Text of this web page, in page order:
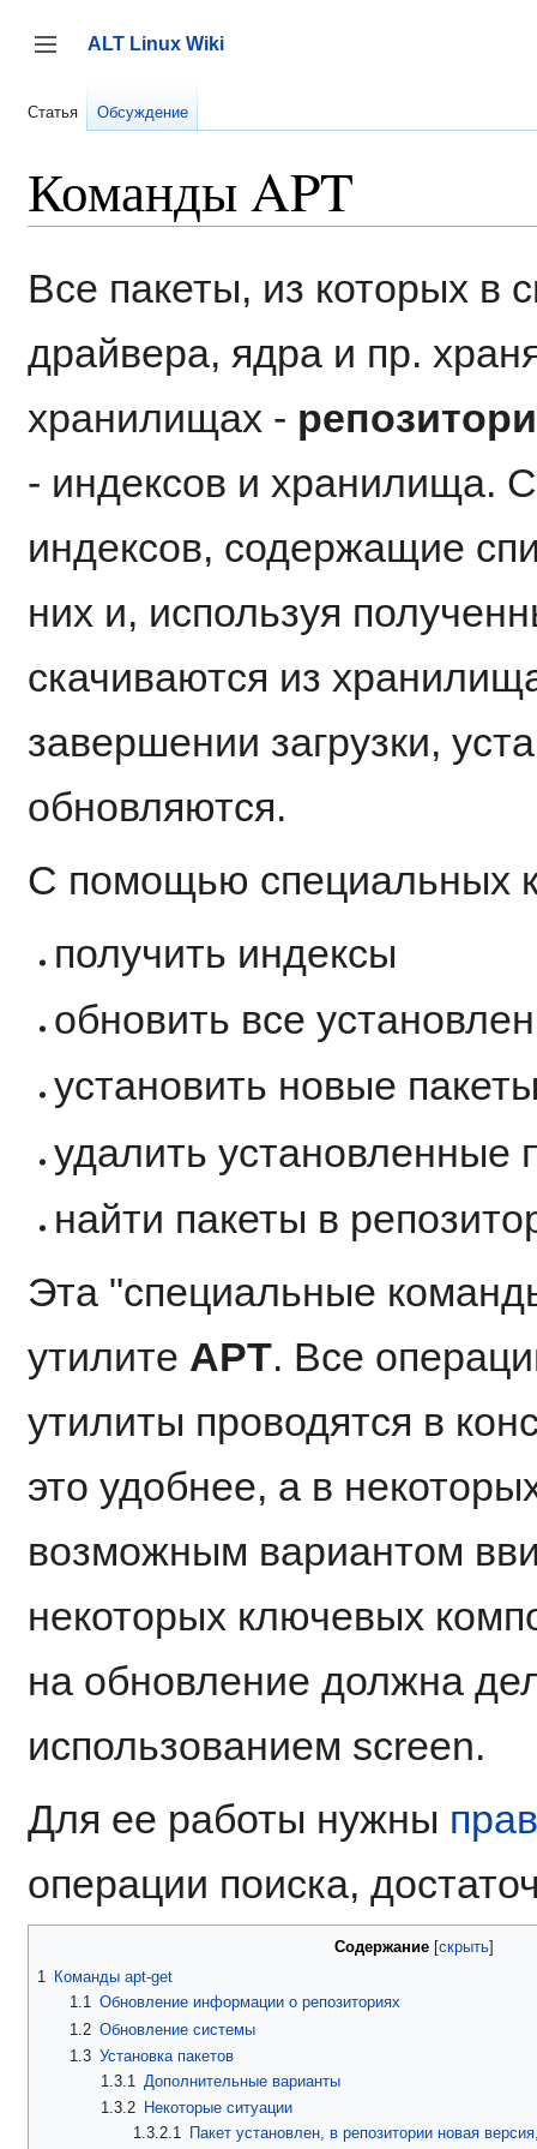
содержанию
Переключить боковую панель
ALT Linux Wiki
Статья Обсуждение
Команды APT
Все пакеты, из которых в
драйвера, ядра и пр.
хранилищах -
- индексов и хранилища.
индексов, содержащие
них и, используя
скачиваются из
завершении загрузки,
обновляются.
С помощью специальных
получить индексы
обновить все
установить новые
удалить установленные
найти пакеты в
Эта "специальные
утилите APT. Все
утилиты проводятся в
это удобнее, а в
возможным вариантом
некоторых ключевых
на обновление должна
использованием screen.
Для ее работы нужны
операции поиска,
Содержание
1 Команды apt-get
1.1 Обновление информации о репозиториях
1.2 Обновление системы
1.3 Установка пакетов
1.3.1
Дополнительные варианты
1.3.2 Некоторые ситуации
1.3.2.1
Пакет установлен, в репозитории новая